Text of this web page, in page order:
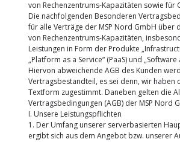
von Rechenzentrums-Kapazitäten sowie für
Die nachfolgenden Besonderen
für alle Verträge der MSP Nord GmbH über
von Rechenzentrums-Kapazitäten,
Leistungen in Form der Produkte
„Platform as a Service“ (PaaS) und „Software
Hiervon abweichende AGB des Kunden
Vertragsbestandteil, es sei denn, wir haben
Textform zugestimmt. Daneben gelten die
Vertragsbedingungen (AGB) der MSP Nord
I. Unsere Leistungspflichten
1. Der Umfang unserer serverbasierten
ergibt sich aus dem Angebot bzw. unserer